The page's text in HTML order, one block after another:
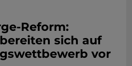
Reform:
sich auf
vor